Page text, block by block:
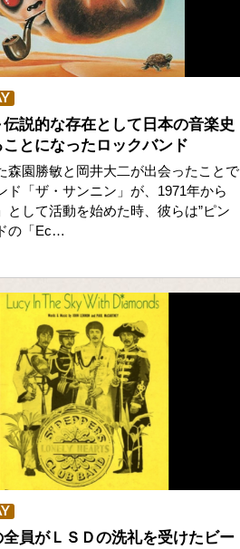
伝説的な存在として日本の音楽史
とになったロックバンド
森園勝敏と岡井大二が出会ったことで
ド「ザ・サンニン」が、1971年から
として活動を始めた時、彼らは”ピン
の「Ec…
員がＬＳＤの洗礼を受けたビー